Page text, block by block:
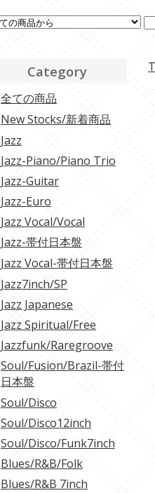
Category
全ての商品
New Stocks/新着商品
Jazz
Jazz-Piano/Piano Trio
Jazz-Guitar
Jazz-Euro
Jazz Vocal/Vocal
Jazz-帯付日本盤
Jazz Vocal-帯付日本盤
Jazz7inch/SP
Jazz Japanese
Jazz Spiritual/Free
Jazzfunk/Raregroove
Soul/Fusion/Brazil-帯付
日本盤
Soul/Disco
Soul/Disco12inch
Soul/Disco/Funk7inch
Blues/R&B/Folk
Blues/R&B 7inch